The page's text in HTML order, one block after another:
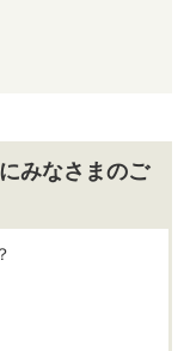
みなさまのご